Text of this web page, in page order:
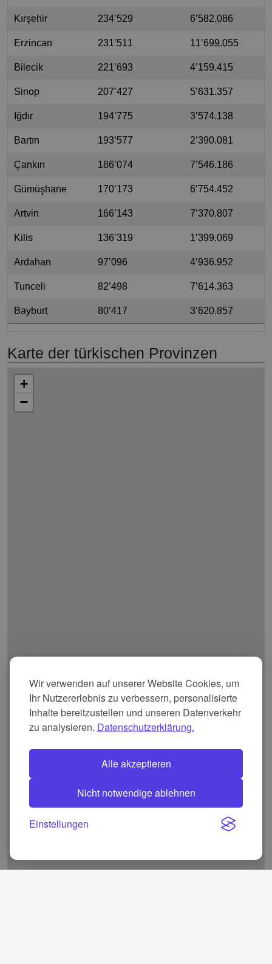
Wir verwenden auf unserer Website Cookies, um
Ihr Nutzererlebnis zu verbessern, personalisierte
Inhalte bereitzustellen und unseren Datenverkehr
zu analysieren. Datenschutzerklärung.
Alle akzeptieren
Nicht notwendige ablehnen
Einstellungen
Kırşehir 234’529 6’582.086
Erzincan 231’511 11’699.055
Bilecik 221’693 4’159.415
Sinop 207’427 5’631.357
Iğdır 194’775 3’574.138
Bartın 193’577 2’390.081
Çankırı 186’074 7’546.186
Gümüşhane 170’173 6’754.452
Artvin 166’143 7’370.807
Kilis 136’319 1’399.069
Ardahan 97’096 4’936.952
Tunceli 82’498 7’614.363
Bayburt 80’417 3’620.857
Karte der türkischen Provinzen
+
−